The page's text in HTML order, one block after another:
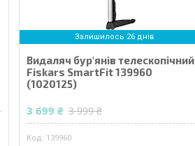
Залишилось 26 днів
Видаляч бур'янів телескопічний
Fiskars SmartFit 139960
(1020125)
3 699 ₴ 3 999 ₴
139960